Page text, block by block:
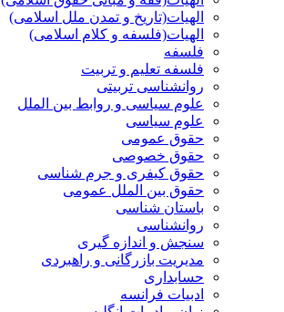
الهیات(تاریخ و تمدن ملل اسلامی)
الهیات(فلسفه و کلام اسلامی)
فلسفه
فلسفه تعلیم و تربیت
روانشناسی تربیتی
علوم سیاسی و روابط بین الملل
علوم سیاسی
حقوق عمومی
حقوق خصوصی
حقوق کیفری و جرم شناسی
حقوق بین الملل عمومی
باستان شناسی
روانشناسی
سنجش و اندازه گیری
مدیریت بازرگانی و راهبردی
حسابداری
ادبیات فرانسه